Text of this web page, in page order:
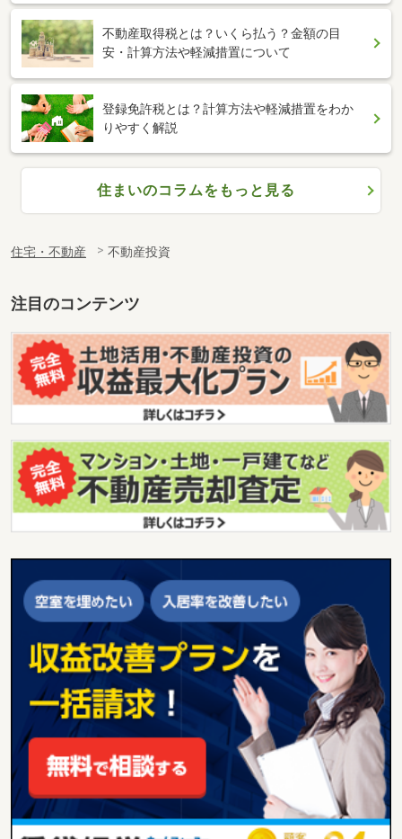
不動産取得税とは？いくら払う？金額の目
安・計算方法や軽減措置について
登録免許税とは？計算方法や軽減措置をわか
りやすく解説
住まいのコラムをもっと見る
住宅・不動産 不動産投資
注目のコンテンツ